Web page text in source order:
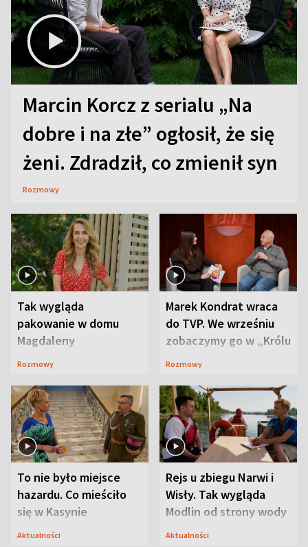
Marcin Korcz z serialu „Na
dobre i na złe” ogłosił, że się
żeni. Zdradził, co zmienił syn
Rozmowy
Tak wygląda
pakowanie w domu
Magdaleny
Waligórskiej-Lisieckiej.
Rozmowy
Marek Kondrat wraca
do TVP. We wrześniu
zobaczymy go w „Królu
Maciusiu I”
Rozmowy
To nie było miejsce
hazardu. Co mieściło
się w Kasynie
Oficerskim?
Aktualności
Rejs u zbiegu Narwi i
Wisły. Tak wygląda
Modlin od strony wody
Aktualności